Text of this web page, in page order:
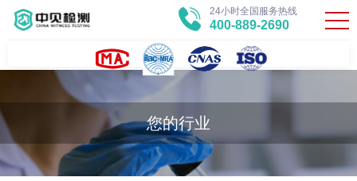
24小时全国服务热线
400-889-2690
您的行业